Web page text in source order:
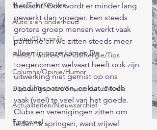
Huis/Tuin/Keuken
Auto's en onderhoud
Fauna/Dierenrijk
Feest/Tradities/Trends/Religie/Tips
Columns/Opinie/Humor
Digitaal/Internet/Smartphone/Media
Actualiteiten/Nieuwsarchief
Financieel
bedacht. Ook wordt er minder lang
gewerkt dan vroeger. Een steeds
grotere groep mensen werkt vaak
parttime en we zitten steeds meer
alleen in onze kamer. De
toegenomen welvaart heeft ook zijn
uitwerking niet gemist op ons
voedingspatroon, en dat is toch
vaak (veel) te veel van het goede.
Clubs en verenigingen zitten om
leden te springen, want vrijwel